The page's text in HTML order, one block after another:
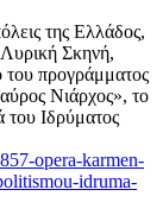
της Ελλάδος,
Σκηνή,
του προγράμματος
Νιάρχος», το
του Ιδρύματος
opera-karmen-
idruma-